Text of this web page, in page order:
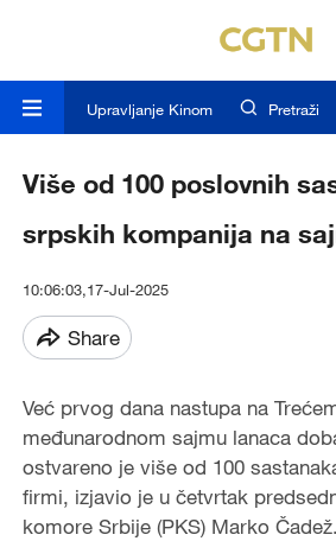
Upravljanje Kinom Pretraži
Više od 100 poslovnih
srpskih kompanija na
10:06:03,17-Jul-2025
Share
Već prvog dana nastupa na
međunarodnom sajmu lanaca
ostvareno je više od 100
firmi, izjavio je u četvrtak
komore Srbije (PKS) Marko Čadež.